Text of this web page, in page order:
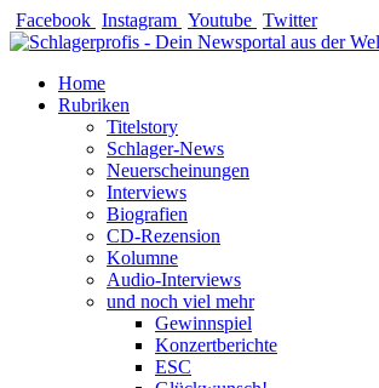
Zum
Inhalt
Facebook Instagram Youtube Twitter
Home
Rubriken
Titelstory
Schlager-News
Neuerscheinungen
Interviews
Biografien
CD-Rezension
Kolumne
Audio-Interviews
und noch viel mehr
Gewinnspiel
Konzertberichte
ESC